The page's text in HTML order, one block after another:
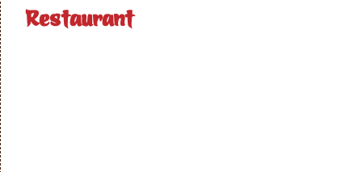
Restaurant